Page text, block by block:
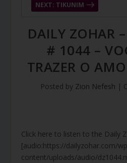
NEXT: TIKUNIM
DAILY ZOHAR
# 1044 –
TRAZER O
Posted by Zion Nefesh |
Click here to listen to the Daily
[audio:https://dailyzohar.com/
content/uploads/audio/